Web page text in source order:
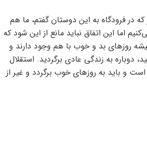
در فرودگاه به این دوستان گفتم، ما هم
اما این اتفاق نباید مانع از این شود که
روزهای بد و خوب با هم وجود دارند و
دوباره به زندگی عادی برگردید. استقلال
و باید به روزهای خوب برگردد و غیر از